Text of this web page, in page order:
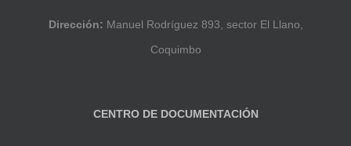
Dirección: Manuel Rodríguez 893, sector El Llano,
Coquimbo
CENTRO DE DOCUMENTACIÓN